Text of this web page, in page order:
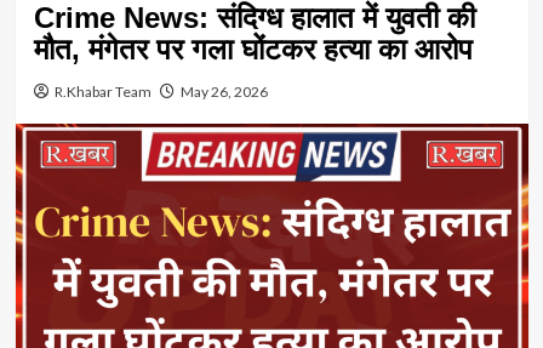
Crime News: संदिग्ध हालात में युवती की
मौत, मंगेतर पर गला घोंटकर हत्या का आरोप
R.Khabar Team May 26, 2026